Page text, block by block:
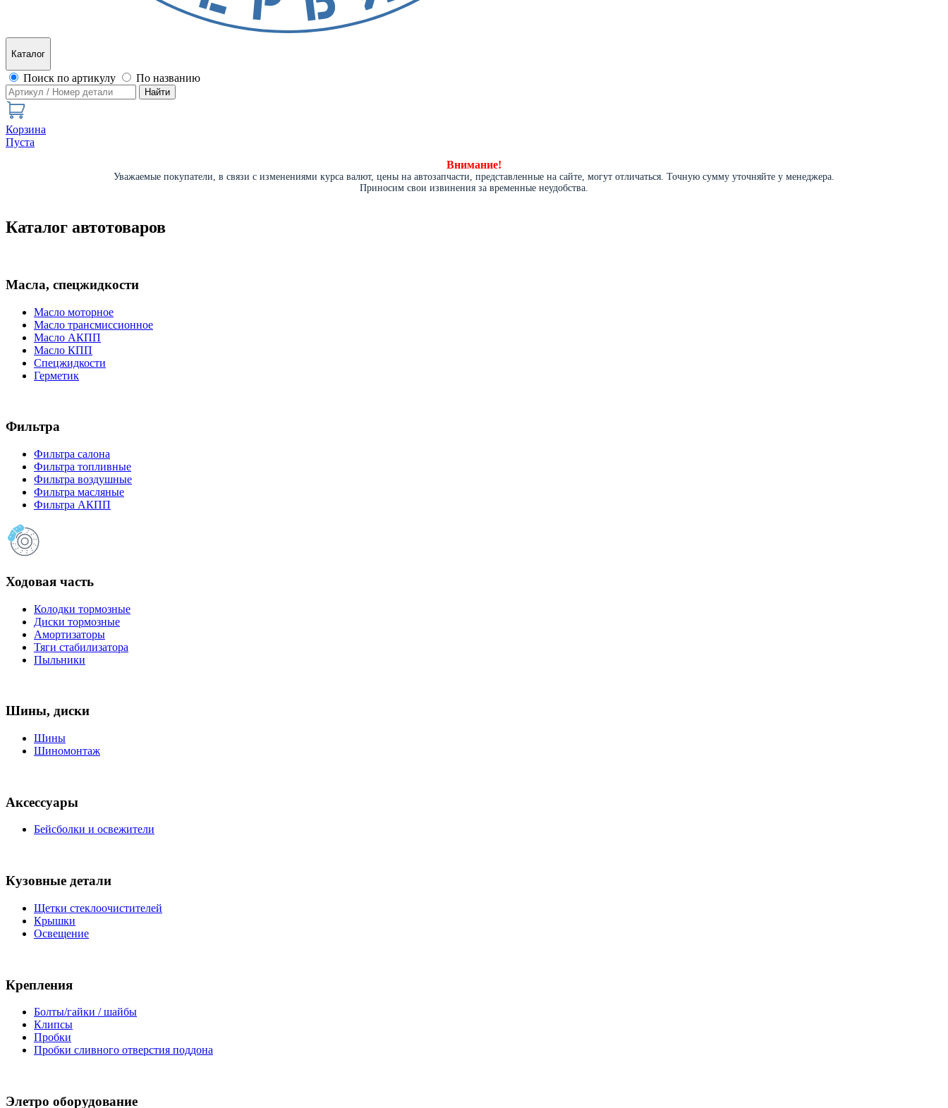
Каталог
Поиск по артикулу По названию
Найти
Корзина
Пуста
Внимание!
Уважаемые покупатели, в связи с изменениями курса валют, цены на автозапчасти, представленные на сайте, могут отличаться. Точную сумму уточняйте у менеджера.
Приносим свои извинения за временные неудобства.
Каталог автотоваров
Масла, спецжидкости
Масло моторное
Масло трансмиссионное
Масло АКПП
Масло КПП
Спецжидкости
Герметик
Фильтра
Фильтра салона
Фильтра топливные
Фильтра воздушные
Фильтра масляные
Фильтра АКПП
Ходовая часть
Колодки тормозные
Диски тормозные
Амортизаторы
Тяги стабилизатора
Пыльники
Шины, диски
Шины
Шиномонтаж
Аксессуары
Бейсболки и освежители
Кузовные детали
Щетки стеклоочистителей
Крышки
Освещение
Крепления
Болты/гайки / шайбы
Клипсы
Пробки
Пробки сливного отверстия поддона
Элетро оборудование